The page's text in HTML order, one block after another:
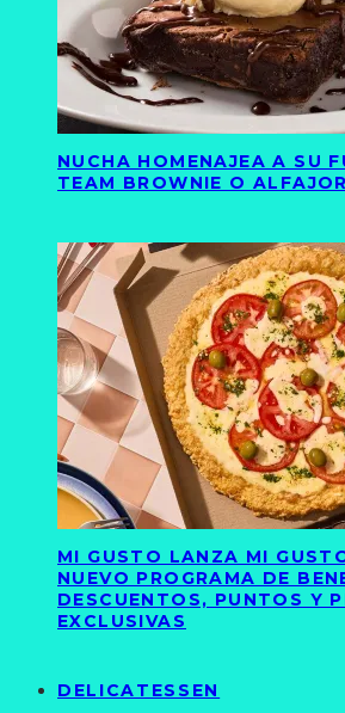
NUCHA HOMENAJEA A SU
TEAM BROWNIE O
MI GUSTO LANZA MI
NUEVO PROGRAMA DE
DESCUENTOS, PUNTOS Y
EXCLUSIVAS
DELICATESSEN